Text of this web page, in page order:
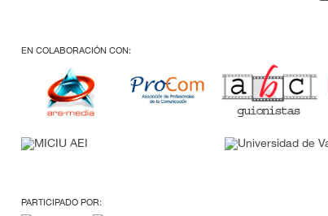
EN COLABORACIÓN CON:
PARTICIPADO POR: